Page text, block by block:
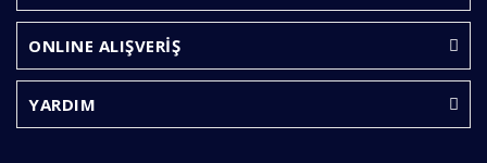
Yorum Yaz
Ürün resmi kalitesiz, bozuk veya görüntülenemiyor.
Ürün açıklamasında eksik bilgiler bulunuyor.
Ürün fiyatı diğer sitelerden daha pahalı.
ONLINE ALIŞVERİŞ
YARDIM